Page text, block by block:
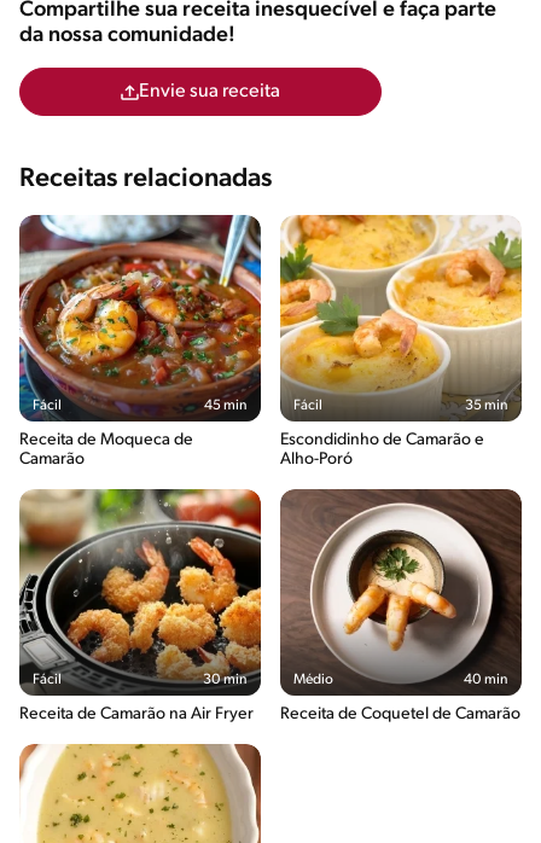
Compartilhe sua receita inesquecível e faça parte
da nossa comunidade!
Envie sua receita
Receitas relacionadas
Fácil 45 min
Receita de Moqueca de
Camarão
Fácil 35 min
Escondidinho de Camarão e
Alho-Poró
Fácil 30 min
Receita de Camarão na Air Fryer
Médio 40 min
Receita de Coquetel de Camarão